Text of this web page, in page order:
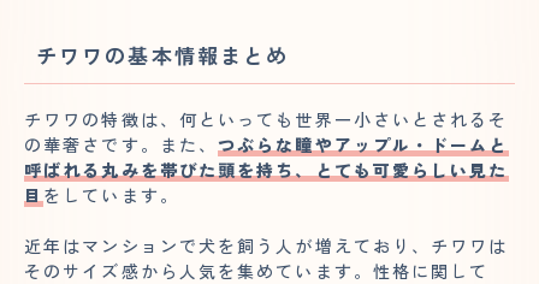
チワワの基本情報まとめ
チワワの特徴は、何といっても世界一小さいとされるそ
の華奢さです。また、 つぶらな瞳やアップル・ドームと
呼ばれる丸みを帯びた頭を持ち、とても可愛らしい見た
目 をしています。
近年はマンションで犬を飼う人が増えており、チワワは
そのサイズ感から人気を集めています。性格に関して